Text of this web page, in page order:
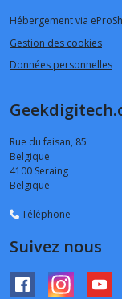
Hébergement via
Gestion des cookies
Données personnelles
Rue du faisan, 85
Belgique
4100 Seraing
Belgique
Téléphone
Suivez nous